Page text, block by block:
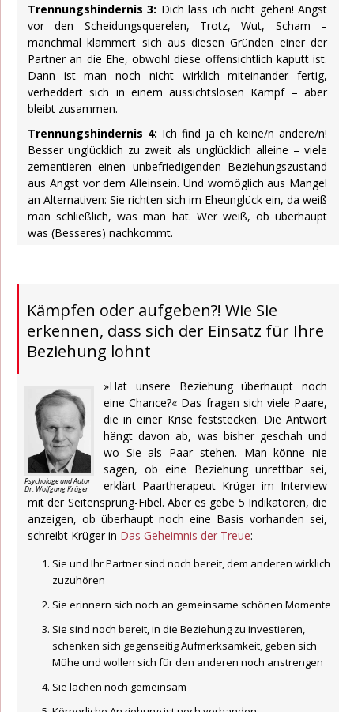
Trennungshindernis 3: Dich lass ich nicht gehen! Angst
vor den Scheidungsquerelen, Trotz, Wut, Scham –
manchmal klammert sich aus diesen Gründen einer der
Partner an die Ehe, obwohl diese offensichtlich kaputt ist.
Dann ist man noch nicht wirklich miteinander fertig,
verheddert sich in einem aussichtslosen Kampf – aber
bleibt zusammen.
Trennungshindernis 4: Ich find ja eh keine/n andere/n!
Besser unglücklich zu zweit als unglücklich alleine – viele
zementieren einen unbefriedigenden Beziehungszustand
aus Angst vor dem Alleinsein. Und womöglich aus Mangel
an Alternativen: Sie richten sich im Eheunglück ein, da weiß
man schließlich, was man hat. Wer weiß, ob überhaupt
was (Besseres) nachkommt.
Kämpfen oder aufgeben?! Wie Sie
erkennen, dass sich der Einsatz für Ihre
Beziehung lohnt
Psychologe und Autor
Dr. Wolfgang Krüger
»Hat unsere Beziehung überhaupt noch
eine Chance?« Das fragen sich viele Paare,
die in einer Krise feststecken. Die Antwort
hängt davon ab, was bisher geschah und
wo Sie als Paar stehen. Man könne nie
sagen, ob eine Beziehung unrettbar sei,
erklärt Paartherapeut Krüger im Interview
mit der Seitensprung-Fibel. Aber es gebe 5 Indikatoren, die
anzeigen, ob überhaupt noch eine Basis vorhanden sei,
schreibt Krüger in Das Geheimnis der Treue:
Sie und Ihr Partner sind noch bereit, dem anderen wirklich
zuzuhören
Sie erinnern sich noch an gemeinsame schönen Momente
Sie sind noch bereit, in die Beziehung zu investieren,
schenken sich gegenseitig Aufmerksamkeit, geben sich
Mühe und wollen sich für den anderen noch anstrengen
Sie lachen noch gemeinsam